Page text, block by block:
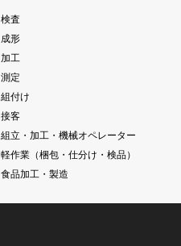
検査
成形
加工
測定
組付け
接客
組立・加工・機械オペレーター
軽作業（梱包・仕分け・検品）
食品加工・製造